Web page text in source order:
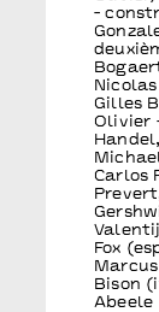
-
Gilles
Olivier
Carlos
Fox
Bison
Abeele